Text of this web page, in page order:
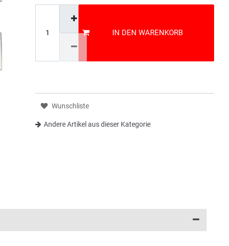
IN DEN WARENKORB
Wunschliste
Andere Artikel aus dieser Kategorie